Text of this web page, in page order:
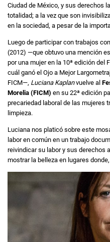
Ciudad de México, y sus derechos
totalidad; a la vez que son
en la sociedad, a pesar de la
Luego de participar con trabajos
(2012) ―que obtuvo una mención
por una mujer en la 10ª edición del
cuál ganó el Ojo a Mejor
FICM―, Luciana Kaplanvuelve al
Morelia (FICM) en su 22ª edición
precariedad laboral de las mujeres
limpieza.
Luciana nos platicó sobre este
labor en común en un trabajo
reivindicar su labor y sus derechos
mostrar la belleza en lugares